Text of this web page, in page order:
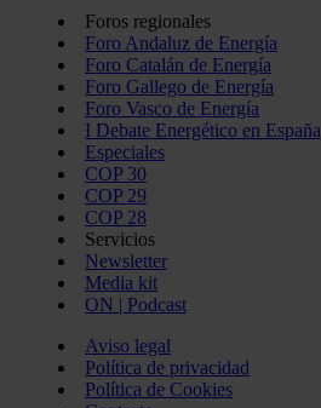
Foros regionales
Foro Andaluz de Energía
Foro Catalán de Energía
Foro Gallego de Energía
Foro Vasco de Energía
I Debate Energético en España
Especiales
COP 30
COP 29
COP 28
Servicios
Newsletter
Media kit
ON | Podcast
Aviso legal
Política de privacidad
Política de Cookies